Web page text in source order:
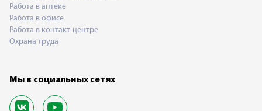
Работа в аптеке
Работа в офисе
Работа в контакт-центре
Охрана труда
Мы в социальных сетях